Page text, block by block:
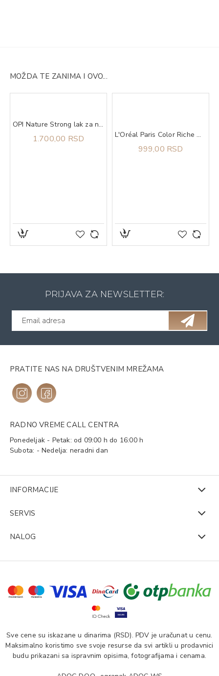
MOŽDA TE ZANIMA I OVO...
OPI Nature Strong lak za nokte We Canyon Do Better
1.700,00 RSD L'Oréal Paris Color Riche Olovka Za Usne 570 Worth It Int
999,00 RSD
PRIJAVA ZA NEWSLETTER:
PRATITE NAS NA DRUŠTVENIM MREŽAMA
RADNO VREME CALL CENTRA
Ponedeljak - Petak: od 09:00 h do 16:00 h
Subota: - Nedelja: neradni dan
INFORMACIJE
SERVIS
NALOG
Sve cene su iskazane u dinarima (RSD). PDV je uračunat u cenu.
Maksimalno koristimo sve svoje resurse da svi artikli u prodavnici
budu prikazani sa ispravnim opisima, fotografijama i cenama.